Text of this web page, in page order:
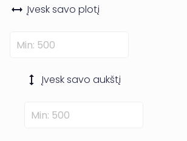
Įvesk savo plotį
Įvesk savo aukštį